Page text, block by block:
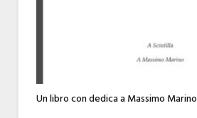
Un libro con dedica a Massimo Marino